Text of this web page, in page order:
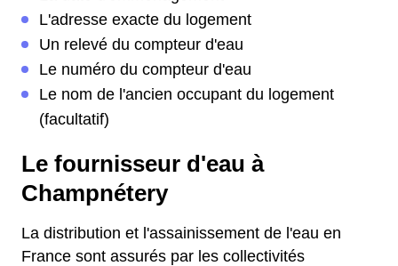
L'adresse exacte du logement
Un relevé du compteur d'eau
Le numéro du compteur d'eau
Le nom de l'ancien occupant du logement
(facultatif)
Le fournisseur d'eau à
Champnétery
La distribution et l'assainissement de l'eau en
France sont assurés par les collectivités